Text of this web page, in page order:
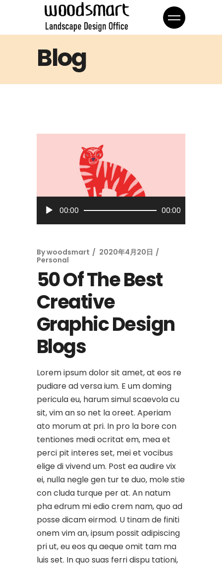
Blog
ー
ヤ
ー
00:00 00:00
Bywoodsmart
2020年4月20日
Personal
50 Of The Best
Creative
Graphic Design
Blogs
Lorem ipsum dolor sit amet, at eos re
pudiare ad versa ium. E um doming
pericula eu, harum simul scaevola cu
sit, vim an so net la oreet. Aperiam
ato morum at pri. In pro la bore con
tentiones medi ocritat em, mea et
perci pit interes set, mei et vocibus
elige di vivend um. Post ea audire vix
ei, nulla negle gen tur te duo, mole stie
con cluda turque per at. An natum
pha edrum mi edio crem nam, quo ad
posse dicam eirmod. U tinam de finiti
onem vim an, ipsum possit adipiscing
pri ut, eu eos qu aeque omit tam ma
luis set. In quo suas ferri dispu tationi,